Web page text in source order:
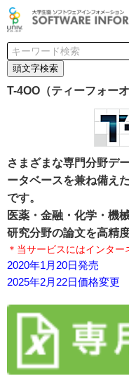
頭文字検索
T-4OO（ティーフォーオ
さまざまな専門分野デ
ータベースを兼ね備え
です。
医薬・金融・化学・機
研究分野の論文を高精
＊当サービスにはインター
2020年1月20日発売
2025年2月22日価格変更